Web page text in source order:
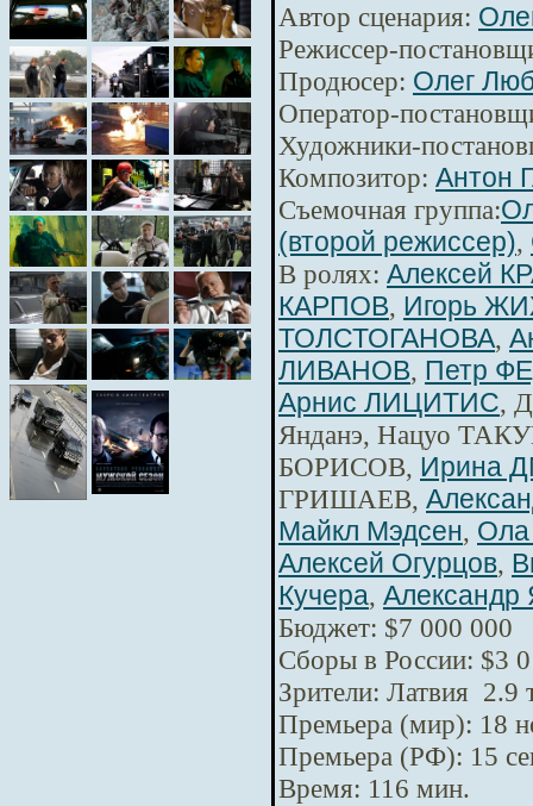
Автор сценария:
Режиссер-
Продюсер: Олег
Оператор-
Художники-
Композитор: Антон
Съемочная группа:
(второй режиссер),
В ролях: Алексей
КАРПОВ, Игорь
ТОЛСТОГАНОВА,
ЛИВАНОВ, Петр
Арнис ЛИЦИТИС,
Янданэ, Нацуо
БОРИСОВ, Ирина
ГРИШАЕВ,
Майкл Мэдсен, Ола
Алексей Огурцов,
Кучера, Александр
Бюджет: $7 000 000
Сборы в России: $3
Зрители: Латвия 2.9
Премьера (мир): 18
Премьера (РФ): 15
Время: 116 мин.